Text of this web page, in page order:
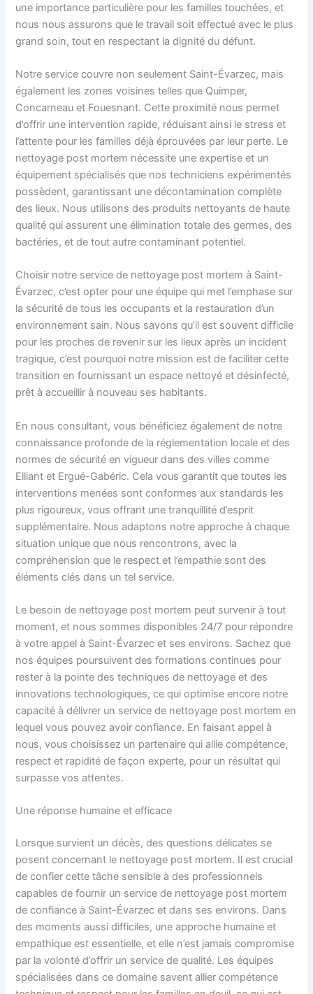
une importance particulière pour les familles touchées, et
nous nous assurons que le travail soit effectué avec le plus
grand soin, tout en respectant la dignité du défunt.
Notre service couvre non seulement Saint-Évarzec, mais
également les zones voisines telles que Quimper,
Concarneau et Fouesnant. Cette proximité nous permet
d’offrir une intervention rapide, réduisant ainsi le stress et
l’attente pour les familles déjà éprouvées par leur perte. Le
nettoyage post mortem nécessite une expertise et un
équipement spécialisés que nos techniciens expérimentés
possèdent, garantissant une décontamination complète
des lieux. Nous utilisons des produits nettoyants de haute
qualité qui assurent une élimination totale des germes, des
bactéries, et de tout autre contaminant potentiel.
Choisir notre service de nettoyage post mortem à Saint-
Évarzec, c’est opter pour une équipe qui met l’emphase sur
la sécurité de tous les occupants et la restauration d’un
environnement sain. Nous savons qu’il est souvent difficile
pour les proches de revenir sur les lieux après un incident
tragique, c’est pourquoi notre mission est de faciliter cette
transition en fournissant un espace nettoyé et désinfecté,
prêt à accueillir à nouveau ses habitants.
En nous consultant, vous bénéficiez également de notre
connaissance profonde de la réglementation locale et des
normes de sécurité en vigueur dans des villes comme
Elliant et Ergué-Gabéric. Cela vous garantit que toutes les
interventions menées sont conformes aux standards les
plus rigoureux, vous offrant une tranquillité d’esprit
supplémentaire. Nous adaptons notre approche à chaque
situation unique que nous rencontrons, avec la
compréhension que le respect et l’empathie sont des
éléments clés dans un tel service.
Le besoin de nettoyage post mortem peut survenir à tout
moment, et nous sommes disponibles 24/7 pour répondre
à votre appel à Saint-Évarzec et ses environs. Sachez que
nos équipes poursuivent des formations continues pour
rester à la pointe des techniques de nettoyage et des
innovations technologiques, ce qui optimise encore notre
capacité à délivrer un service de nettoyage post mortem en
lequel vous pouvez avoir confiance. En faisant appel à
nous, vous choisissez un partenaire qui allie compétence,
respect et rapidité de façon experte, pour un résultat qui
surpasse vos attentes.
Une réponse humaine et efficace
Lorsque survient un décès, des questions délicates se
posent concernant le nettoyage post mortem. Il est crucial
de confier cette tâche sensible à des professionnels
capables de fournir un service de nettoyage post mortem
de confiance à Saint-Évarzec et dans ses environs. Dans
des moments aussi difficiles, une approche humaine et
empathique est essentielle, et elle n’est jamais compromise
par la volonté d’offrir un service de qualité. Les équipes
spécialisées dans ce domaine savent allier compétence